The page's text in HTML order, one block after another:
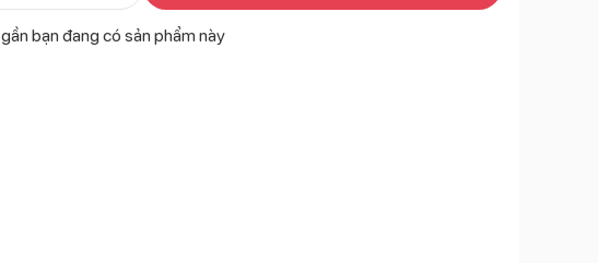
gần bạn đang có sản phẩm này